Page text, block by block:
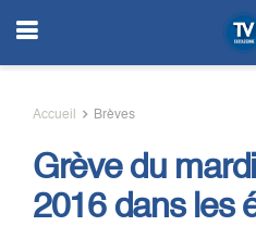
Accueil Brèves
Grève du
2016 dans les